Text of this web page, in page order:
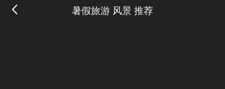
暑假旅游 风景 推荐